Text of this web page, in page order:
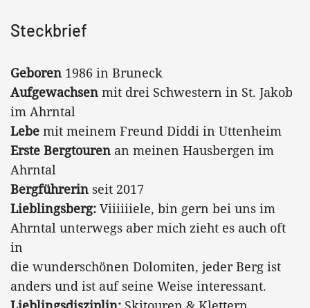
Steckbrief
Geboren 1986 in Bruneck
Aufgewachsen mit drei Schwestern in St. Jakob
im Ahrntal
Lebe mit meinem Freund Diddi in Uttenheim
Erste Bergtouren an meinen Hausbergen im
Ahrntal
Bergführerin seit 2017
Lieblingsberg: Viiiiiiele, bin gern bei uns im
Ahrntal unterwegs aber mich zieht es auch oft
in
die wunderschönen Dolomiten, jeder Berg ist
anders und ist auf seine Weise interessant.